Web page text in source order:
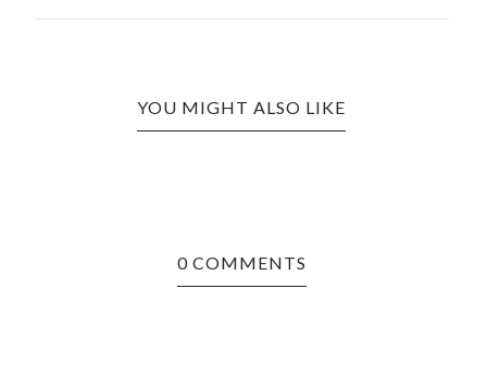
YOU MIGHT ALSO LIKE
0 COMMENTS